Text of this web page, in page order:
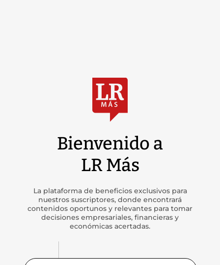
Bienvenido a
LR Más
La plataforma de beneficios exclusivos para
nuestros suscriptores, donde encontrará
contenidos oportunos y relevantes para tomar
decisiones empresariales, financieras y
económicas acertadas.